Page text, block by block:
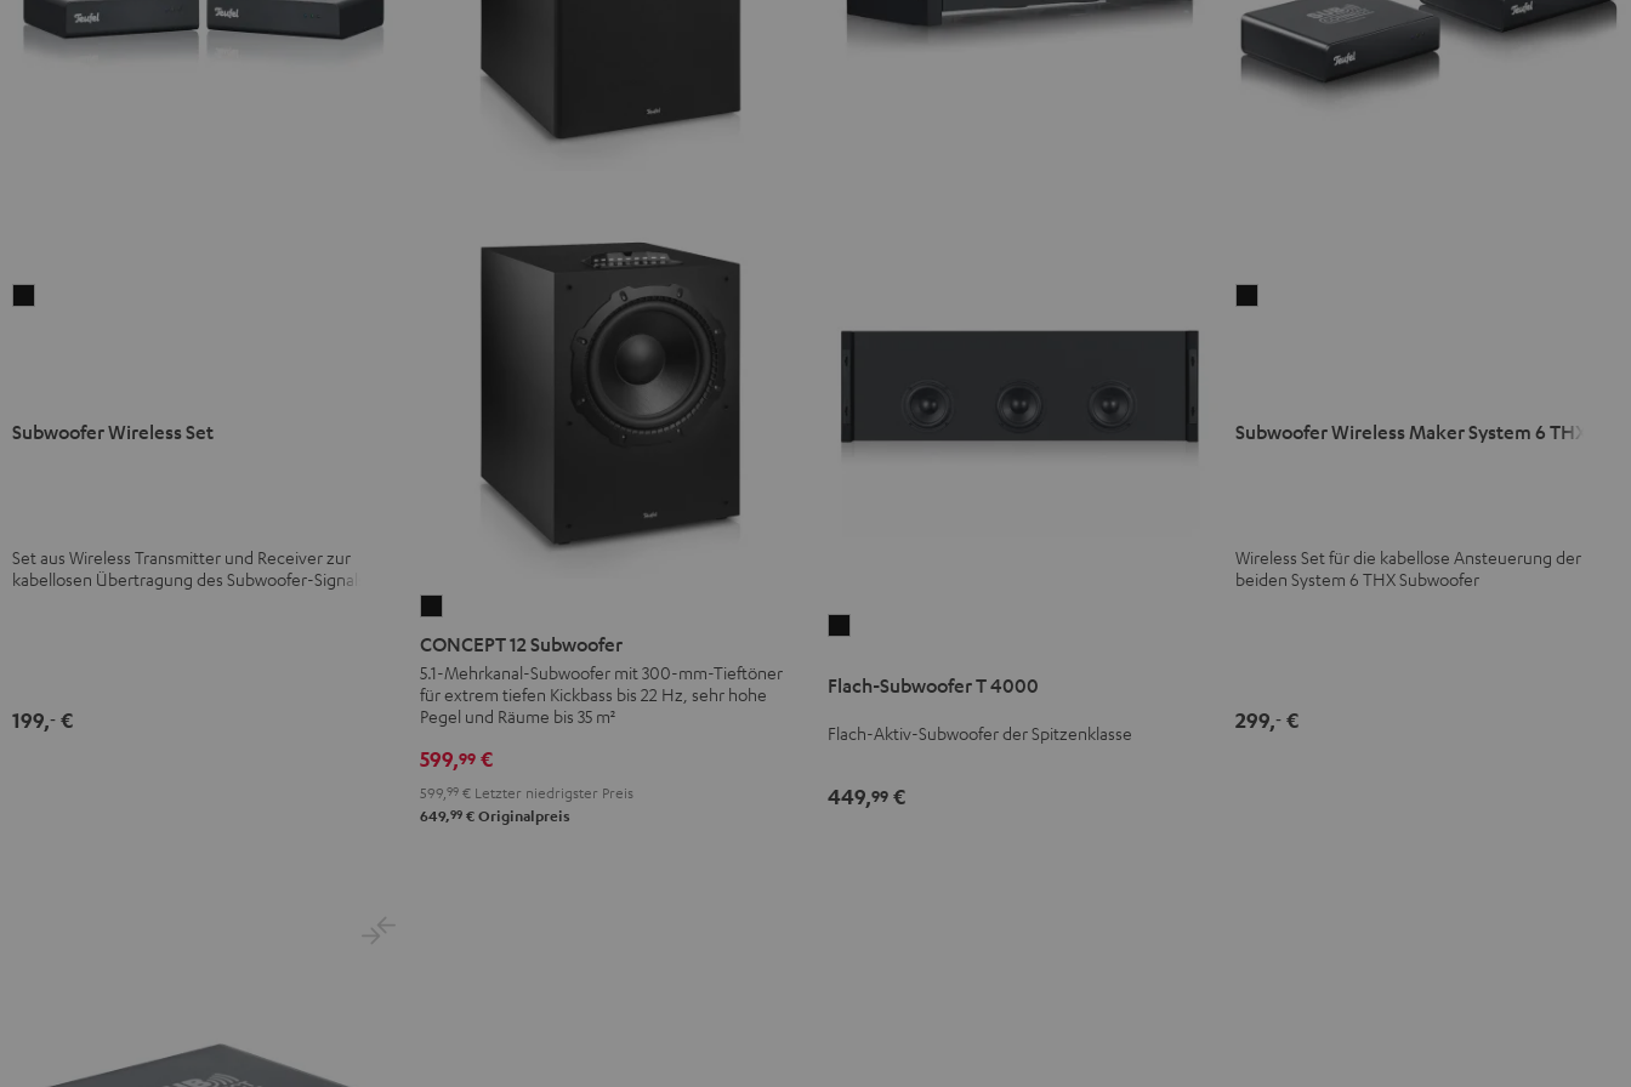
Subwoofer Wireless Set
Set aus Wireless Transmitter und Receiver zur
kabellosen Übertragung des Subwoofer-Signals
199,‐ €
12
Subwoofer
Schwarz
CONCEPT 12 Subwoofer
5.1-Mehrkanal-Subwoofer mit 300-mm-Tieftöner
für extrem tiefen Kickbass bis 22 Hz, sehr hohe
Pegel und Räume bis 35 m²
599,99 €
599, 99 € Letzter niedrigster Preis
649,99 € Originalpreis
T
Schwarz
Flach-Subwoofer T 4000
Flach-Aktiv-Subwoofer der Spitzenklasse
449,99 €
THX
Subwoofer Wireless Maker System 6 THX
Wireless Set für die kabellose Ansteuerung der
beiden System 6 THX Subwoofer
299,‐ €